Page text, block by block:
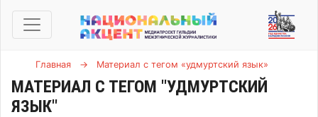
Главная → Материал с тегом «удмуртский язык»
МАТЕРИАЛ С ТЕГОМ "УДМУРТСКИЙ
ЯЗЫК"